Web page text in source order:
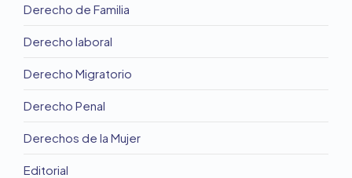
Derecho de Familia
Derecho laboral
Derecho Migratorio
Derecho Penal
Derechos de la Mujer
Editorial